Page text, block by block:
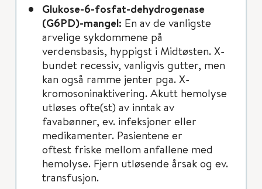
Glukose-6-fosfat-dehydrogenase
(G6PD)-mangel: En av de vanligste
arvelige sykdommene på
verdensbasis, hyppigst i Midtøsten. X-
bundet recessiv, vanligvis gutter, men
kan også ramme jenter pga. X-
kromosoninaktivering. Akutt hemolyse
utløses ofte(st) av inntak av
favabønner, ev. infeksjoner eller
medikamenter. Pasientene er
oftest friske mellom anfallene med
hemolyse. Fjern utløsende årsak og ev.
transfusjon.